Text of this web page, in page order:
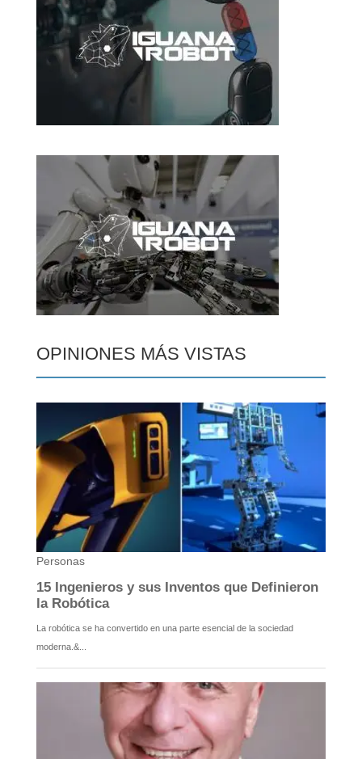
OPINIONES MÁS VISTAS